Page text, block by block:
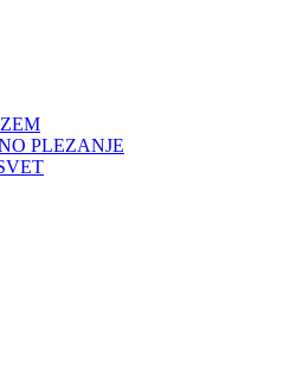
PLEZANJE